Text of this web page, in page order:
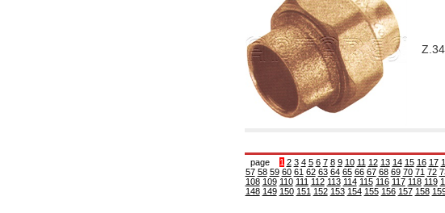
page 1 2 3 4 5 6 7 8 9 10 11 12 13 14 15 16 17
57 58 59 60 61 62 63 64 65 66 67 68 69 70 71 72
108 109 110 111 112 113 114 115 116 117 118 119
148 149 150 151 152 153 154 155 156 157 158